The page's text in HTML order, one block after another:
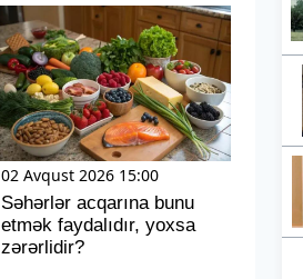
02 Avqust 2026 15:00
Səhərlər acqarına bunu
etmək faydalıdır, yoxsa
zərərlidir?